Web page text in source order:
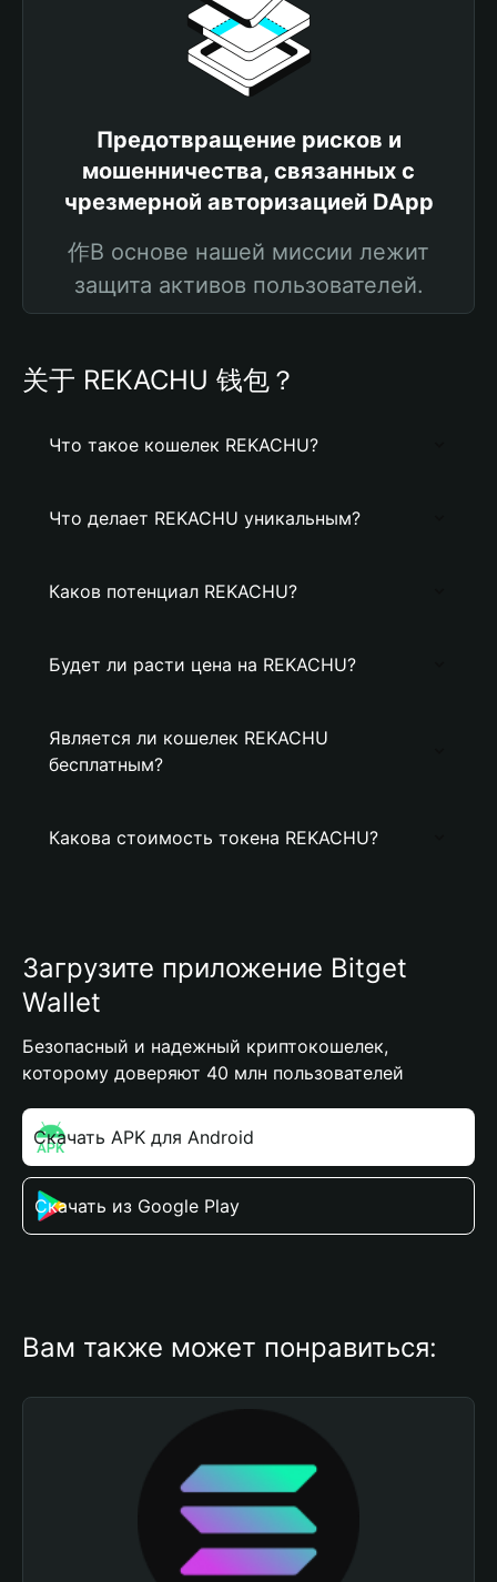
Предотвращение рисков и
мошенничества, связанных с
чрезмерной авторизацией DApp
作В основе нашей миссии лежит
защита активов пользователей.
关于 REKACHU 钱包？
Что такое кошелек REKACHU?
Что делает REKACHU уникальным?
Каков потенциал REKACHU?
Будет ли расти цена на REKACHU?
Является ли кошелек REKACHU
бесплатным?
Какова стоимость токена REKACHU?
Загрузите приложение Bitget
Wallet
Безопасный и надежный криптокошелек,
которому доверяют 40 млн пользователей
Скачать APK для Android
Скачать из Google Play
Вам также может понравиться: